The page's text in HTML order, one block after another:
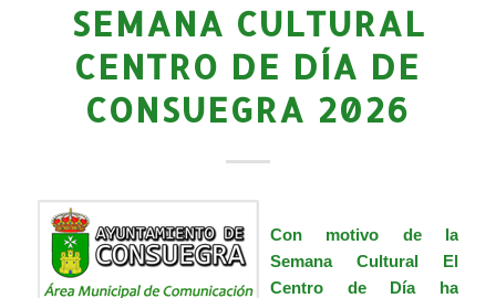
SEMANA CULTURAL
CENTRO DE DÍA DE
CONSUEGRA 2026
Con motivo de la
Semana Cultural El
Centro de Día ha